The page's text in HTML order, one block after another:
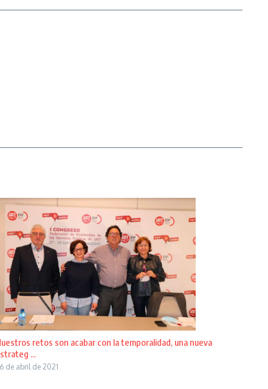
retos son acabar con la temporalidad, una nueva
...
de abril de 2021